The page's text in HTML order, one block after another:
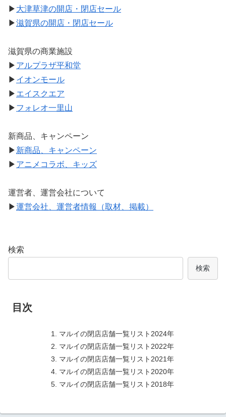
▶ 大津草津の開店・閉店セール
▶滋賀県の開店・閉店セール
滋賀県の商業施設
▶ アルプラザ平和堂
▶ イオンモール
▶ エイスクエア
▶ フォレオ一里山
新商品、キャンペーン
▶ 新商品、キャンペーン
▶ アニメコラボ、キッズ
運営者、運営会社について
▶運営会社、運営者情報（取材、掲載）
検索
検索
目次
マルイの閉店店舗一覧リスト2024年
マルイの閉店店舗一覧リスト2022年
マルイの閉店店舗一覧リスト2021年
マルイの閉店店舗一覧リスト2020年
マルイの閉店店舗一覧リスト2018年